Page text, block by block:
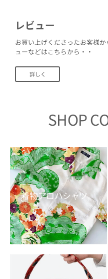
レビュー
お買い上げくださったお客様
ューなどはこちらから・・
詳しく
SHOP
着物アロハシャツ